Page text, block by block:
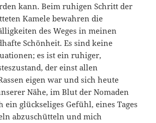
kann. Beim ruhigen Schritt der
Kamele bewahren die
des Weges in meinen
Schönheit. Es sind keine
es ist ein ruhiger,
der einst allen
eigen war und sich heute
Nähe, im Blut der Nomaden
ein glückseliges Gefühl, eines Tages
abzuschütteln und mich